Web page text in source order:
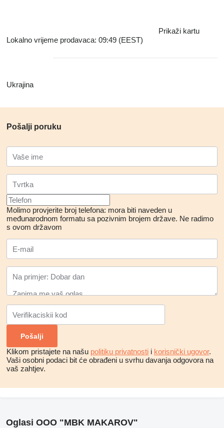
Prikaži kartu
Lokalno vrijeme prodavaca: 09:49 (EEST)
Ukrajina
Pošalji poruku
Molimo provjerite broj telefona: mora biti naveden u
međunarodnom formatu sa pozivnim brojem države. Ne radimo
s ovom državom
Klikom pristajete na našu politiku privatnosti i korisnički ugovor.
Vaši osobni podaci bit će obrađeni u svrhu davanja odgovora na
vaš zahtjev.
Oglasi OOO "MBK MAKAROV"